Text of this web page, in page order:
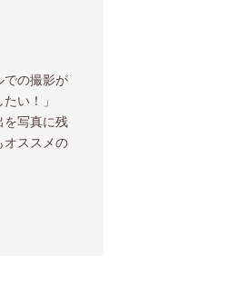
での撮影が
い！」
を写真に残
オススメの